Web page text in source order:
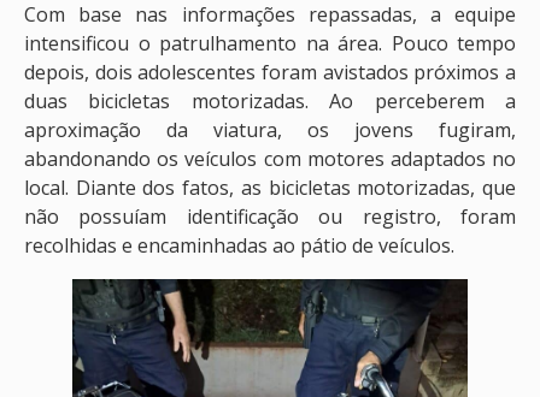
Com base nas informações repassadas, a equipe
intensificou o patrulhamento na área. Pouco tempo
depois, dois adolescentes foram avistados próximos a
duas bicicletas motorizadas. Ao perceberem a
aproximação da viatura, os jovens fugiram,
abandonando os veículos com motores adaptados no
local. Diante dos fatos, as bicicletas motorizadas, que
não possuíam identificação ou registro, foram
recolhidas e encaminhadas ao pátio de veículos.